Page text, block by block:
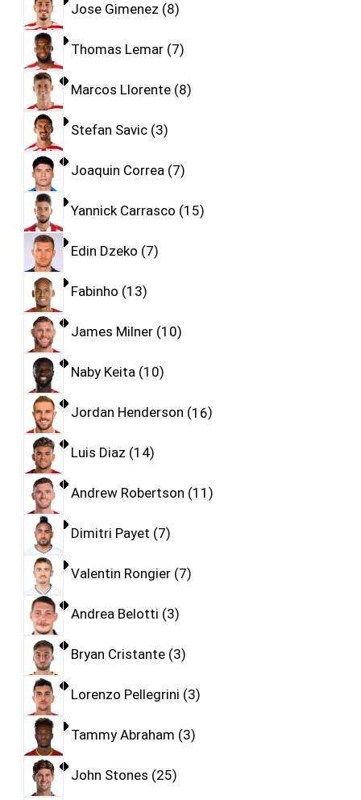
Jose Gimenez 8
Thomas Lemar 7
Marcos Llorente 8
Stefan Savic 3
Joaquin Correa 7
Yannick Carrasco 15
Edin Dzeko 7
Fabinho 13
James Milner 10
Naby Keita 10
Jordan Henderson 16
Luis Diaz 14
Andrew Robertson 11
Dimitri Payet 7
Valentin Rongier 7
Andrea Belotti 3
Bryan Cristante 3
Lorenzo Pellegrini 3
Tammy Abraham 3
John Stones 25